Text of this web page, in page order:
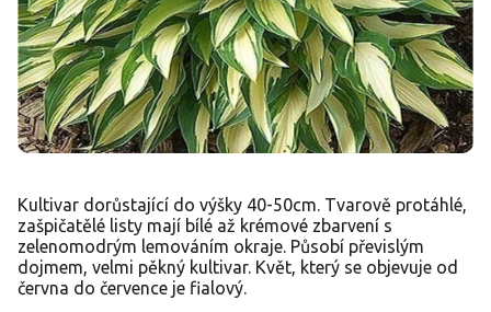
Kultivar dorůstající do výšky 40-50cm. Tvarově protáhlé,
zašpičatělé listy mají bílé až krémové zbarvení s
zelenomodrým lemováním okraje. Působí převislým
dojmem, velmi pěkný kultivar. Květ, který se objevuje od
června do července je fialový.